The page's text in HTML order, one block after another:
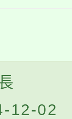
12-02